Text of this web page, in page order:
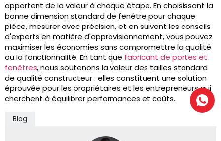
apportent de la valeur à chaque étape. En choisissant la
bonne dimension standard de fenêtre pour chaque
pièce, mesurer avec précision, et en suivant les conseils
d'experts en matière d'approvisionnement, vous pouvez
maximiser les économies sans compromettre la qualité
ou la fonctionnalité. En tant que fabricant de portes et
fenêtres, nous soutenons la valeur des tailles standard
de qualité constructeur : elles constituent une solution
éprouvée pour les propriétaires et les entrepreneurs qui
cherchent à équilibrer performances et coûts..
Blog